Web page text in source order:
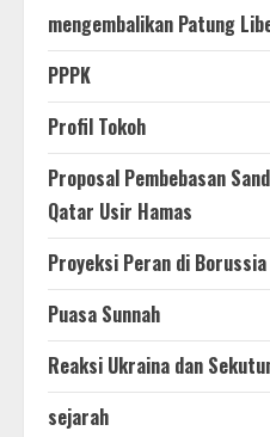
mengembalikan Patung
PPPK
Profil Tokoh
Proposal Pembebasan
Qatar Usir Hamas
Proyeksi Peran di
Puasa Sunnah
Reaksi Ukraina dan
sejarah